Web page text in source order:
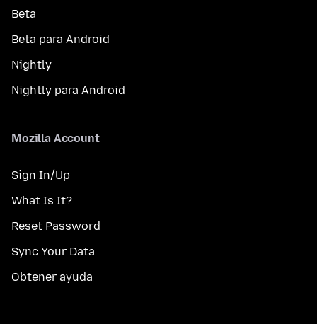
Beta
Beta para Android
Nightly
Nightly para Android
Mozilla Account
Sign In/Up
What Is It?
Reset Password
Sync Your Data
Obtener ayuda